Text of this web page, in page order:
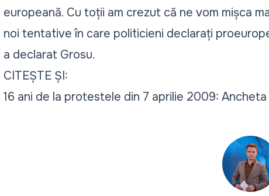
europeană. Cu toții am crezut că ne vom mișca
noi tentative în care politicieni declarați
a declarat Grosu.
CITEȘTE ȘI:
16 ani de la protestele din 7 aprilie 2009: